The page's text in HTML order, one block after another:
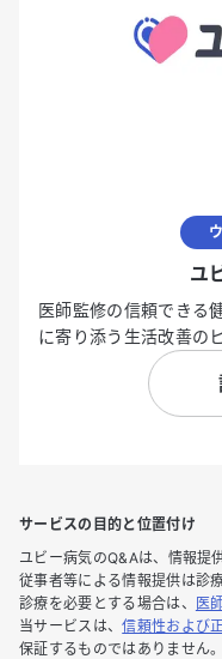
ユ
医師監修の信頼できる
に寄り添う生活改善の
サービスの目的と位置付け
ユビー病気のQ&Aは、情報提
従事者等による情報提供は診
診療を必要とする場合は、
医
当サービスは、信頼性および
保証するものではありません。